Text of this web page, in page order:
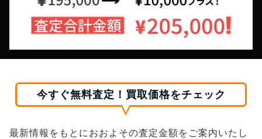
今すぐ無料査定！買取価格をチェック
最新情報をもとにおおよその査定金額をご案内いたし